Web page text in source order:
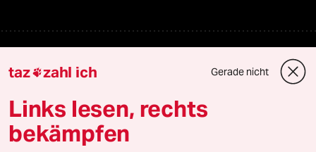
Demnächst
Vor Ort
taz zahl ich Gerade nicht
Links lesen, rechts
bekämpfen